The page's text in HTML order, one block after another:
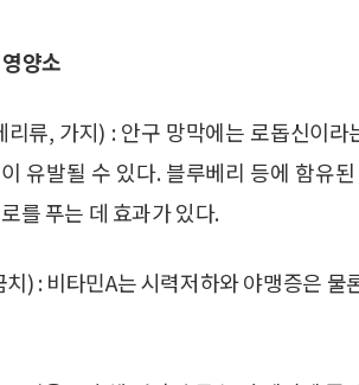
양소
류, 가지) : 안구 망막에는 로돕신이
유발될 수 있다. 블루베리 등에 함유
를 푸는 데 효과가 있다.
) : 비타민A는 시력저하와 야맹증은